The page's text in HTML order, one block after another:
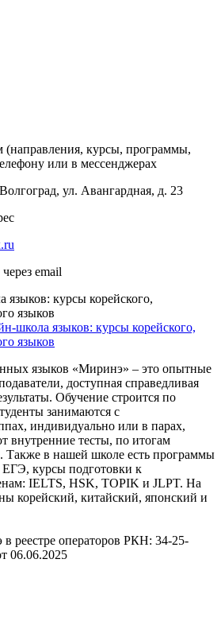
(направления, курсы, программы,
или в мессенджерах
, ул. Авангардная, д. 23
email
курсы корейского,
языков
языков «Миринэ» – это опытные
доступная справедливая
Обучение строится по
занимаются с
индивидуально или в парах,
внутренние тесты, по итогам
Также в нашей школе есть программы
курсы подготовки к
IELTS, HSK, TOPIK и JLPT. На
корейский, китайский, японский и
реестре операторов РКН: 34-25-
06.06.2025